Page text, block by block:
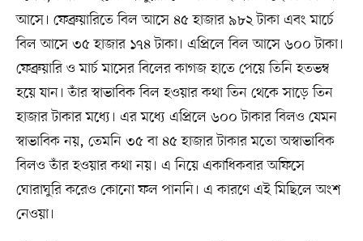
আসে। ফেব্রুয়ারিতে বিল আসে ৪৫ হাজার ৯৮২ টাকা এবং মার্চে
বিল আসে ৩৫ হাজার ১৭৪ টাকা। এপ্রিলে বিল আসে ৬০০ টাকা।
ফেব্রুয়ারি ও মার্চ মাসের বিলের কাগজ হাতে পেয়ে তিনি হতভম্ব
হয়ে যান। তাঁর স্বাভাবিক বিল হওয়ার কথা তিন থেকে সাড়ে তিন
হাজার টাকার মধ্যে। এর মধ্যে এপ্রিলে ৬০০ টাকার বিলও যেমন
স্বাভাবিক নয়, তেমনি ৩৫ বা ৪৫ হাজার টাকার মতো অস্বাভাবিক
বিলও তাঁর হওয়ার কথা নয়। এ নিয়ে একাধিকবার অফিসে
ঘোরাঘুরি করেও কোনো ফল পাননি। এ কারণে এই মিছিলে অংশ
নেওয়া।